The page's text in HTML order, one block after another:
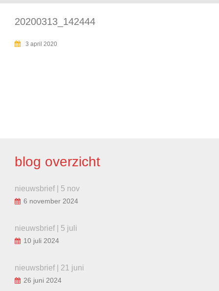
20200313_142444
3 april 2020
blog overzicht
nieuwsbrief | 5 nov
6 november 2024
nieuwsbrief | 5 juli
10 juli 2024
nieuwsbrief | 21 juni
26 juni 2024